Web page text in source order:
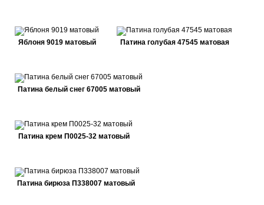
Яблоня 9019 матовый Патина голубая 47545 матовая
Патина белый снег 67005 матовый
Патина крем П0025-32 матовый
Патина бирюза П338007 матовый